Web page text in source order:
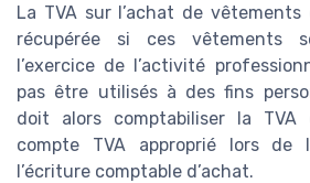
La TVA sur l’achat de
récupérée si ces vêtements
l’exercice de l’activité
pas être utilisés à des fins
doit alors comptabiliser la TVA
compte TVA approprié lors de
l’écriture comptable d’achat.